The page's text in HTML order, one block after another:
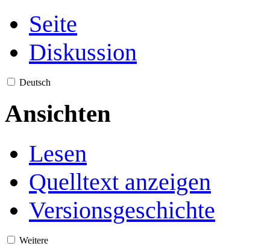
Seite
Diskussion
Deutsch
Ansichten
Lesen
Quelltext anzeigen
Versionsgeschichte
Weitere